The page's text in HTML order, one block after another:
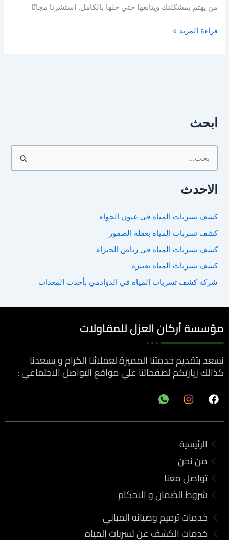
من يهتم بمشكلتك ويتابعها حتي حلها بالكامل. استشرنا مجانًا
قراءة المزيد »
ابحث
ث
ع
ن
:
الاحدث
كشف تسربات المياه في عيون الجواء
كشف تسربات المياه بعقلة الصقور
كشف تسربات المياه في رياض الخبراء
كشف تسربات المياه بعنيزه
شركة كشف تسربات المياه في الدوادمي بأحدث المعدات
مؤسسة أركان العزل للمقاولات
نسعد بتقديم خدمتنا المميزة لعملائنا الكرام و يسعدنا
كذالك زيارتكم لصفحاتنا علي مواقع التواصل الاجتماعي :
F
a
e
o
k
الرئيسية
من نحن
تواصل معنا
شروط الضمان و الاحكام
خدمات ترميم وصيانه المباني
خدمات الكشف عن تسربات المياه